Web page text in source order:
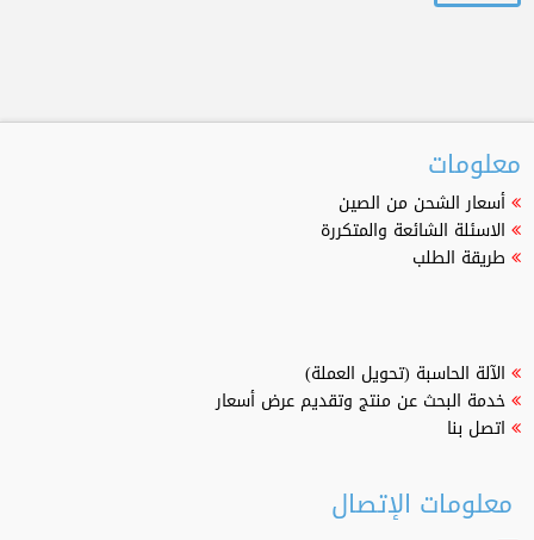
معلومات
أسعار الشحن من الصين
الاسئلة الشائعة والمتكررة
طريقة الطلب
الآلة الحاسبة (تحويل العملة)
خدمة البحث عن منتج وتقديم عرض أسعار
اتصل بنا
معلومات الإتصال